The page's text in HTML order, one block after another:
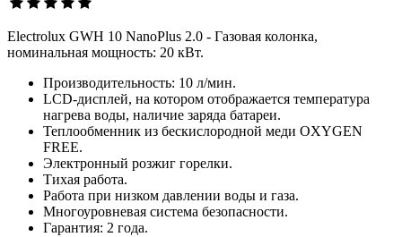
Electrolux GWH 10 NanoPlus 2.0 - Газовая колонка,
номинальная мощность: 20 кВт.
Производительность: 10 л/мин.
LCD-дисплей, на котором отображается температура
нагрева воды, наличие заряда батареи.
Теплообменник из бескислородной меди OXYGEN
FREE.
Электронный розжиг горелки.
Тихая работа.
Работа при низком давлении воды и газа.
Многоуровневая система безопасности.
Гарантия: 2 года.